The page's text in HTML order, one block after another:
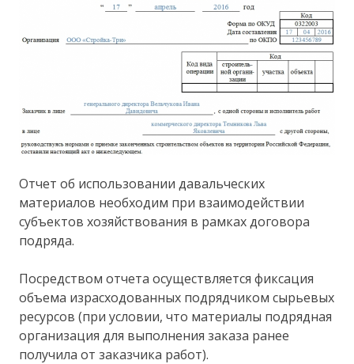
Отчет об использовании давальческих
материалов необходим при взаимодействии
субъектов хозяйствования в рамках договора
подряда.
Посредством отчета осуществляется фиксация
объема израсходованных подрядчиком сырьевых
ресурсов (при условии, что материалы подрядная
организация для выполнения заказа ранее
получила от заказчика работ).